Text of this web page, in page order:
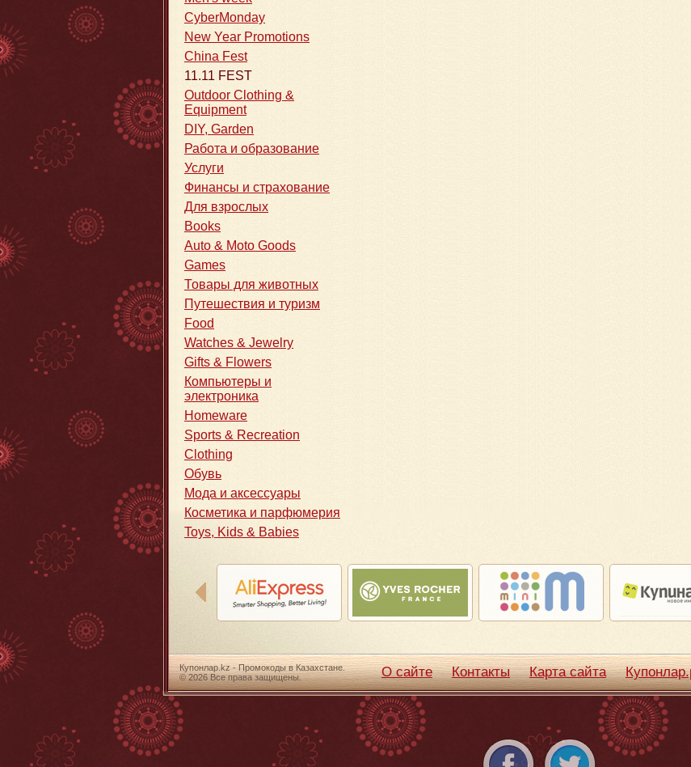
CyberMonday
New Year Promotions
China Fest
11.11 FEST
Outdoor Clothing &
Equipment
DIY, Garden
Работа и образование
Услуги
Финансы и страхование
Для взрослых
Books
Auto & Moto Goods
Games
Товары для животных
Путешествия и туризм
Food
Watches & Jewelry
Gifts & Flowers
Компьютеры и
электроника
Homeware
Sports & Recreation
Clothing
Обувь
Мода и аксессуары
Косметика и парфюмерия
Toys, Kids & Babies
Купонлар.kz - Промокоды в Казахстане.
© 2026 Все права защищены.
О сайте Контакты Карта сайта